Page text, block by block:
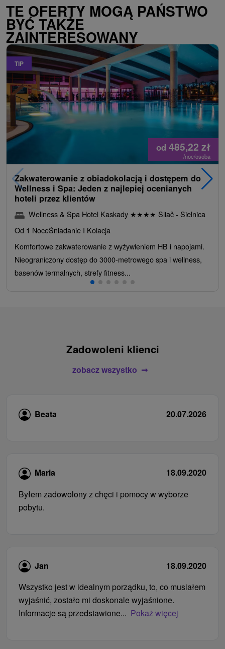
TE OFERTY MOGĄ PAŃSTWO
BYĆ TAKŻE
ZAINTERESOWANY
TIP
od 485,22 zł
/noc/osoba
Zakwaterowanie z obiadokolacją i dostępem do
Wellness i Spa: Jeden z najlepiej ocenianych
hoteli przez klientów
Wellness & Spa Hotel Kaskady ★★★★ Sliač - Sielnica
Od 1 NoceŚniadanie I Kolacja
Komfortowe zakwaterowanie z wyżywieniem HB i napojami.
Nieograniczony dostęp do 3000-metrowego spa i wellness,
basenów termalnych, strefy fitness...
Zadowoleni klienci
zobacz wszystko
Beata 20.07.2026
Maria
18.09.2020
Byłem zadowolony z chęci i pomocy w wyborze
pobytu.
Jan
18.09.2020
Wszystko jest w idealnym porządku, to, co musiałem
wyjaśnić, zostało mi doskonale wyjaśnione.
Informacje są przedstawione... Pokaż więcej